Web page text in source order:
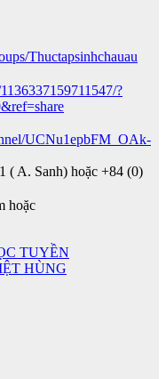
Thuctapsinhchauau
?
UCNu1epbFM_OAk-
( A. Sanh) hoặc +84 (0)
hoặc
TUYỀN
HÙNG